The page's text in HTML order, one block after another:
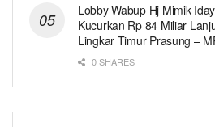
Lobby Wabup Hj Mimik
Kucurkan Rp 84 Miliar
Lingkar Timur Prasung –
0 SHARES